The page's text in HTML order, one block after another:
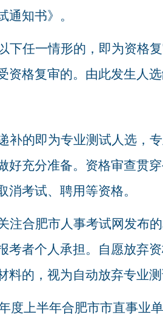
通知书》。
下任一情形的，即为资格
资格复审的。由此发生人
补的即为专业测试人选，
好充分准备。资格审查贯
消考试、聘用等资格。
注合肥市人事考试网发布
考者个人承担。自愿放弃
料的，视为自动放弃专业
度上半年合肥市市直事业